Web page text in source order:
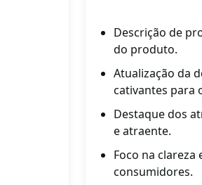
Descrição de
do produto.
Atualização da
cativantes para
Destaque dos
e atraente.
Foco na
consumidores.